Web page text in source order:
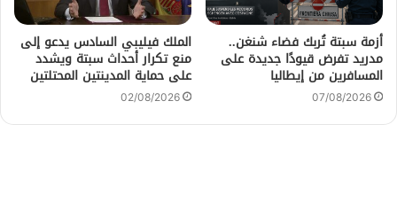
أزمة سبتة تُربك فضاء شنغن..
مدريد تفرض قيودًا جديدة على
المسافرين من إيطاليا
07/08/2026
الملك فيليبي السادس يدعو إلى
منع تكرار أحداث سبتة ويشدد
على حماية المدينتين المحتلتين
02/08/2026